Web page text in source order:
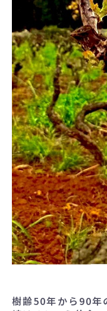
樹齢50年から90年